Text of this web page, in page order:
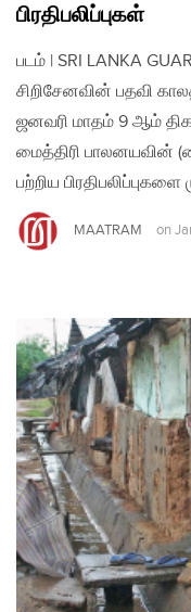
பிரதிபலிப்புகள்
படம் | SRI LANKA
சிறிசேனவின் பதவி
ஜனவரி மாதம் 9 ஆம்
மைத்திரி பாலனயவின்
பற்றிய
MAATRAM on